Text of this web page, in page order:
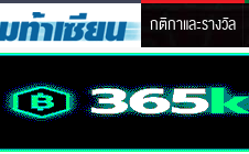
กติกาและรางวัล